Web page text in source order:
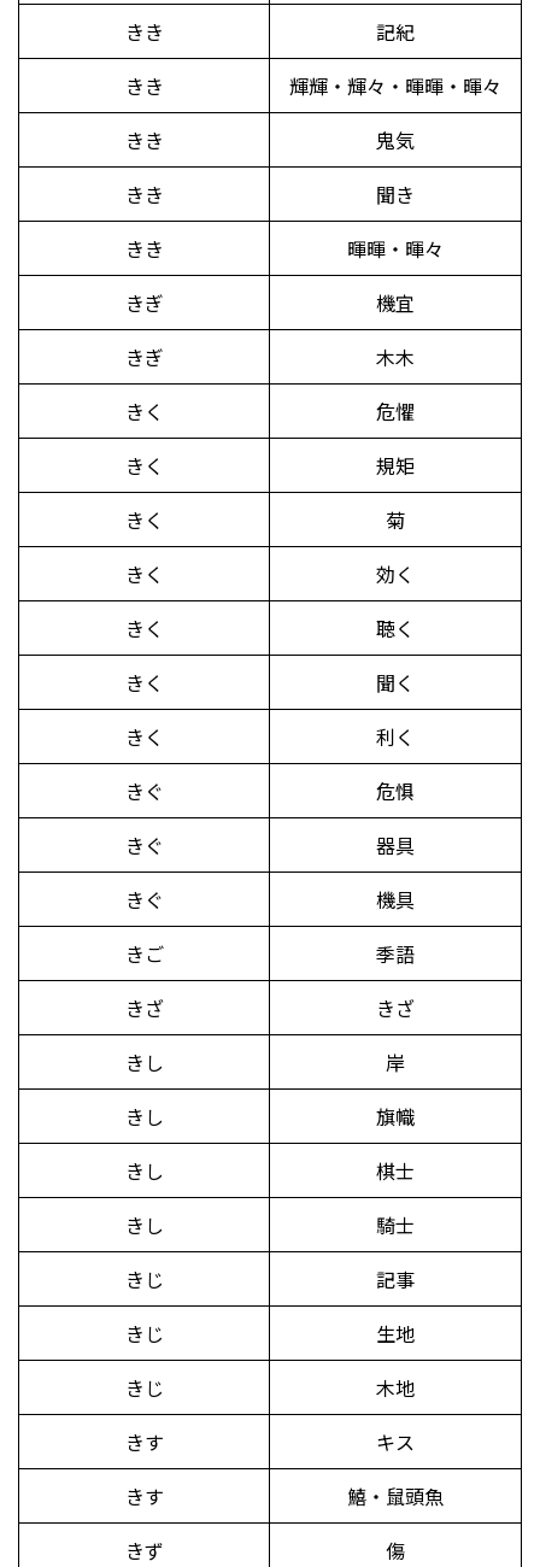
きき
記紀
きき
輝輝・輝々・暉暉・暉々
きき
鬼気
きき
聞き
きき
暉暉・暉々
きぎ
機宜
きぎ
木木
きく
危懼
きく
規矩
きく
菊
きく
効く
きく
聴く
きく
聞く
きく
利く
きぐ
危惧
きぐ
器具
きぐ
機具
きご
季語
きざ
きざ
きし
岸
きし
旗幟
きし
棋士
きし
騎士
きじ
記事
きじ
生地
きじ
木地
きす
キス
きす
鱚・鼠頭魚
きず
傷